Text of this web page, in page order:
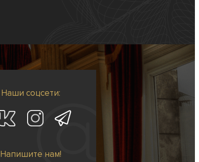
Наши соцсети:
Напишите нам!